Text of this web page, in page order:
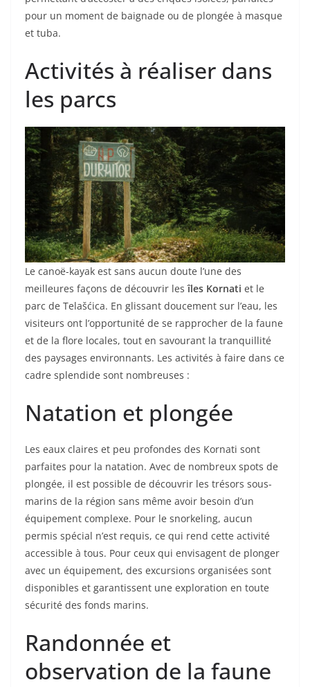
pour un moment de baignade ou de plongée à masque
et tuba.
Activités à réaliser dans
les parcs
Le canoë-kayak est sans aucun doute l’une des
meilleures façons de découvrir lesîles Kornati et le
parc de Telašćica. En glissant doucement sur l’eau, les
visiteurs ont l’opportunité de se rapprocher de la faune
et de la flore locales, tout en savourant la tranquillité
des paysages environnants. Les activités à faire dans ce
cadre splendide sont nombreuses :
Natation et plongée
Les eaux claires et peu profondes des Kornati sont
parfaites pour la natation. Avec de nombreux spots de
plongée, il est possible de découvrir les trésors sous-
marins de la région sans même avoir besoin d’un
équipement complexe. Pour le snorkeling, aucun
permis spécial n’est requis, ce qui rend cette activité
accessible à tous. Pour ceux qui envisagent de plonger
avec un équipement, des excursions organisées sont
disponibles et garantissent une exploration en toute
sécurité des fonds marins.
Randonnée et
observation de la faune